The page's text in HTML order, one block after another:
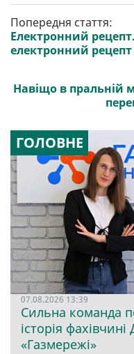
Попередня стаття:
Електронний
електронний рецепт
Навіщо в пральній
ГОЛОВНЕ
07.08.2026 13:39
Сильна команда
історія фахівчині
«Газмережі»